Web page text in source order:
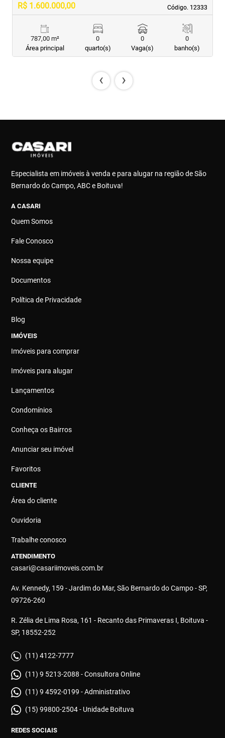
Código. 12333
Código. 12333
R$ 1.600.000,00
787,00 m²
Área principal
0
quarto(s)
0
Vaga(s)
0
banho(s)
‹ ›
Especialista em imóveis à venda e para alugar na região de São
Bernardo do Campo, ABC e Boituva!
A CASARI
Quem Somos
Fale Conosco
Nossa equipe
Documentos
Política de Privacidade
Blog
IMÓVEIS
Imóveis para comprar
Imóveis para alugar
Lançamentos
Condomínios
Conheça os Bairros
Anunciar seu imóvel
Favoritos
CLIENTE
Área do cliente
Ouvidoria
Trabalhe conosco
ATENDIMENTO
casari@casariimoveis.com.br
Av. Kennedy, 159 - Jardim do Mar, São Bernardo do Campo - SP,
09726-260
R. Zélia de Lima Rosa, 161 - Recanto das Primaveras I, Boituva -
SP, 18552-252
(11) 4122-7777
(11) 9 5213-2088 - Consultora Online
(11) 9 4592-0199 - Administrativo
(15) 99800-2504 - Unidade Boituva
REDES SOCIAIS